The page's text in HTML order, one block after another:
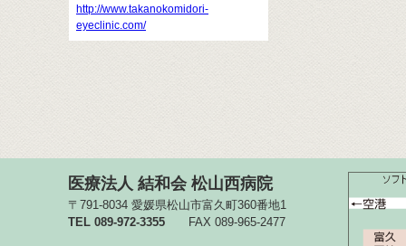
http://www.takanokomidori-
eyeclinic.com/
医療法人 結和会 松山西病院
〒791-8034 愛媛県松山市富久町360番地1
TEL 089-972-3355 FAX 089-965-2477